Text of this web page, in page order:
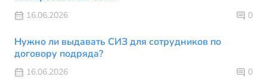
16.06.2026 0
Нужно ли выдавать СИЗ для сотрудников по
договору подряда?
16.06.2026 0